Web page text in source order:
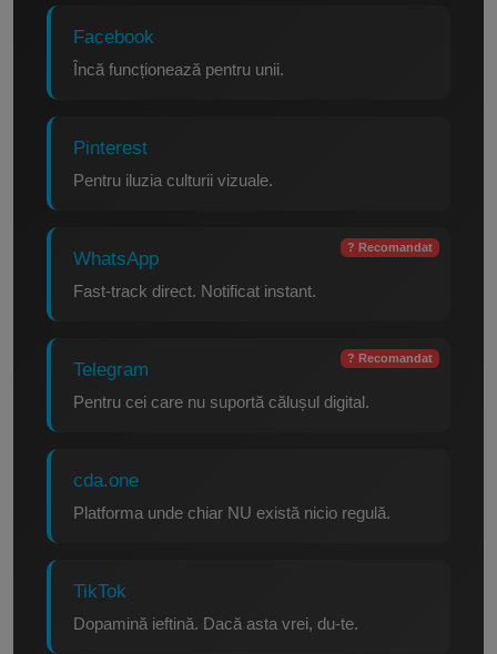
Facebook
Încă funcționează pentru unii.
Pinterest
Pentru iluzia culturii vizuale.
WhatsApp
? Recomandat
Fast-track direct. Notificat instant.
Telegram
? Recomandat
Pentru cei care nu suportă călușul digital.
cda.one
Platforma unde chiar NU există nicio regulă.
TikTok
Dopamină ieftină. Dacă asta vrei, du-te.